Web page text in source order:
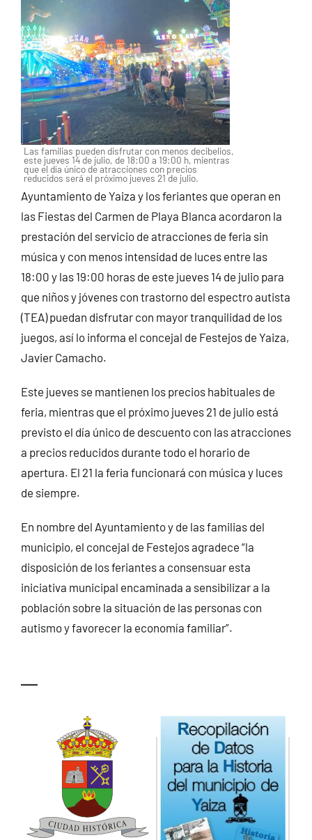
Las familias pueden disfrutar con menos decibelios,
este jueves 14 de julio, de 18:00 a 19:00 h, mientras
que el día único de atracciones con precios
reducidos será el próximo jueves 21 de julio.
Ayuntamiento de Yaiza y los feriantes que operan en
las Fiestas del Carmen de Playa Blanca acordaron la
prestación del servicio de atracciones de feria sin
música y con menos intensidad de luces entre las
18:00 y las 19:00 horas de este jueves 14 de julio para
que niños y jóvenes con trastorno del espectro autista
(TEA) puedan disfrutar con mayor tranquilidad de los
juegos, así lo informa el concejal de Festejos de Yaiza,
Javier Camacho.
Este jueves se mantienen los precios habituales de
feria, mientras que el próximo jueves 21 de julio está
previsto el día único de descuento con las atracciones
a precios reducidos durante todo el horario de
apertura. El 21 la feria funcionará con música y luces
de siempre.
En nombre del Ayuntamiento y de las familias del
municipio, el concejal de Festejos agradece “la
disposición de los feriantes a consensuar esta
iniciativa municipal encaminada a sensibilizar a la
población sobre la situación de las personas con
autismo y favorecer la economía familiar”.
—